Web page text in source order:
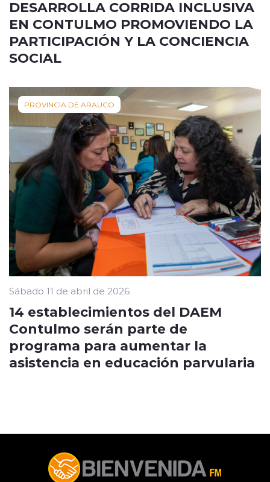
DESARROLLA CORRIDA INCLUSIVA
EN CONTULMO PROMOVIENDO LA
PARTICIPACIÓN Y LA CONCIENCIA
SOCIAL
PROVINCIA DE ARAUCO
Sábado 11 de abril de 2026
14 establecimientos del DAEM
Contulmo serán parte de
programa para aumentar la
asistencia en educación parvularia